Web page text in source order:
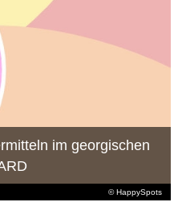
© HappySpots
im georgischen